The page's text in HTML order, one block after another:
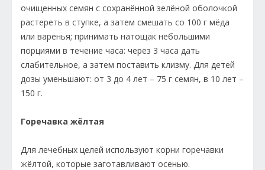
очищенных семян с сохранённой зелёной оболочкой
растереть в ступке, а затем смешать со 100 г мёда
или варенья; принимать натощак небольшими
порциями в течение часа: через 3 часа дать
слабительное, а затем поставить клизму. Для детей
дозы уменьшают: от 3 до 4 лет – 75 г семян, в 10 лет –
150 г.
Горечавка жёлтая
Для лечебных целей используют корни горечавки
жёлтой, которые заготавливают осенью.